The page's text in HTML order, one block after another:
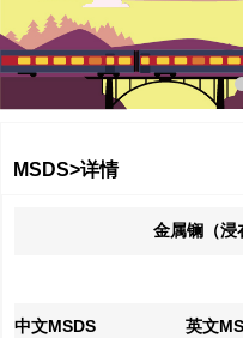
MSDS>详情
金属镧（浸
中文MSDS 英文